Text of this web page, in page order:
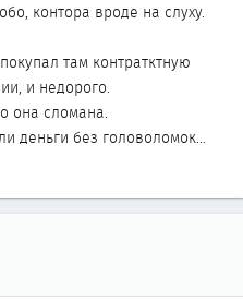
контора вроде на слуху.
там контратктную
и недорого.
она сломана.
деньги без головоломок...